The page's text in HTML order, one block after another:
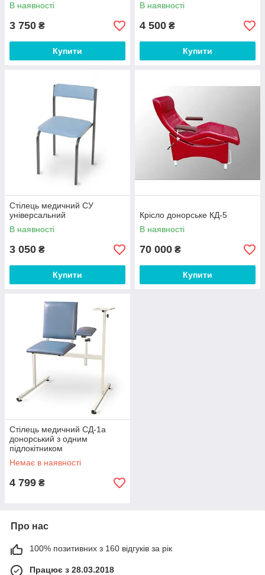
В наявності
3 750 ₴
Купити
В наявності
4 500 ₴
Купити
Стілець медичний СУ
універсальний
В наявності
3 050 ₴
Купити
Крісло донорське КД-5
В наявності
70 000 ₴
Купити
Стілець медичний СД-1а
донорський з одним
підлокітником
Немає в наявності
4 799 ₴
Про нас
100% позитивних з 160 відгуків за рік
Працює з 28.03.2018